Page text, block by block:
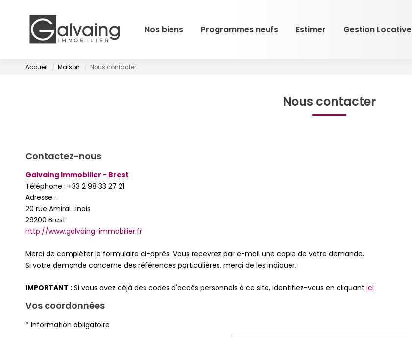
Nos biens Programmes neufs Estimer Gestion Locative
Accueil Maison Nous contacter
Nous contacter
Contactez-nous
Galvaing Immobilier - Brest
Téléphone : +33 2 98 33 27 21
Adresse :
20 rue Amiral Linois
29200 Brest
http://www.galvaing-immobilier.fr
Merci de compléter le formulaire ci-après. Vous recevrez par e-mail une copie de votre demande.
Si votre demande concerne des références particulières, merci de les indiquer.
IMPORTANT : Si vous avez déjà des codes d'accés personnels à ce site, identifiez-vous en cliquant ici
Vos coordonnées
* Information obligatoire